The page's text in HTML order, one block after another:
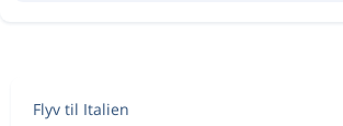
Flyv til Italien